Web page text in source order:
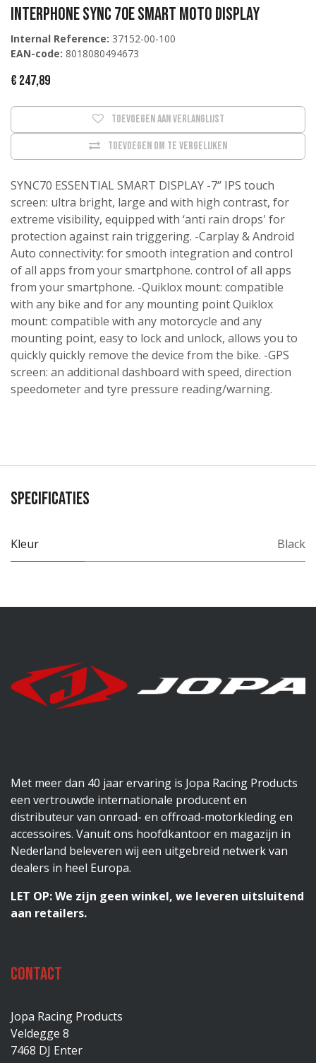
Interphone SYNC 70E SMART MOTO DISPLAY
Internal Reference: 37152-00-100
EAN-code: 8018080494673
€ 247,89
Toevoegen om te vergelijken
Toevoegen aan verlanglijst
SYNC70 ESSENTIAL SMART DISPLAY -7‘’ IPS touch
screen: ultra bright, large and with high contrast, for
extreme visibility, equipped with ‘anti rain drops' for
protection against rain triggering. -Carplay & Android
Auto connectivity: for smooth integration and control
of all apps from your smartphone. control of all apps
from your smartphone. -Quiklox mount: compatible
with any bike and for any mounting point Quiklox
mount: compatible with any motorcycle and any
mounting point, easy to lock and unlock, allows you to
quickly quickly remove the device from the bike. -GPS
screen: an additional dashboard with speed, direction
speedometer and tyre pressure reading/warning.
Specificaties
Kleur Black
Met meer dan 40 jaar ervaring is Jopa Racing Products
een vertrouwde internationale producent en
distributeur van onroad- en offroad-motorkleding en
accessoires. Vanuit ons hoofdkantoor en magazijn in
Nederland beleveren wij een uitgebreid netwerk van
dealers in heel Europa.
LET OP: We zijn geen winkel, we leveren uitsluitend
aan retailers.
Contact
Jopa Racing Products
Veldegge 8
7468 DJ Enter